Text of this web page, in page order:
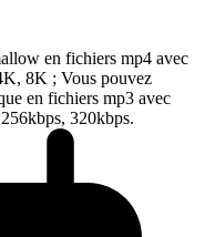
en fichiers mp4 avec
8K ; Vous pouvez
en fichiers mp3 avec
320kbps.